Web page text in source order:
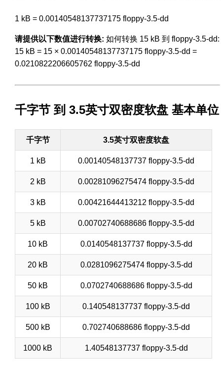
1 kB = 0.00140548137737175 floppy-3.5-dd
请提供以下数值进行转换: 如何转换 15 kB 到 floppy-3.5-dd:
15 kB = 15 × 0.00140548137737175 floppy-3.5-dd =
0.0210822206605762 floppy-3.5-dd
千字节 到 3.5英寸双密度软盘 基本单位
千字节 3.5英寸双密度软盘
1 kB 0.00140548137737 floppy-3.5-dd
2 kB 0.00281096275474 floppy-3.5-dd
3 kB 0.00421644413212 floppy-3.5-dd
5 kB 0.00702740688686 floppy-3.5-dd
10 kB 0.0140548137737 floppy-3.5-dd
20 kB 0.0281096275474 floppy-3.5-dd
50 kB 0.0702740688686 floppy-3.5-dd
100 kB 0.140548137737 floppy-3.5-dd
500 kB 0.702740688686 floppy-3.5-dd
1000 kB 1.40548137737 floppy-3.5-dd